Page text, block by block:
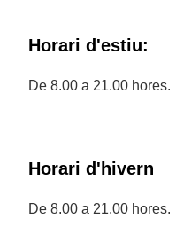
Horari d'estiu:
De 8.00 a 21.00 hores.
Horari d'hivern
De 8.00 a 21.00 hores.